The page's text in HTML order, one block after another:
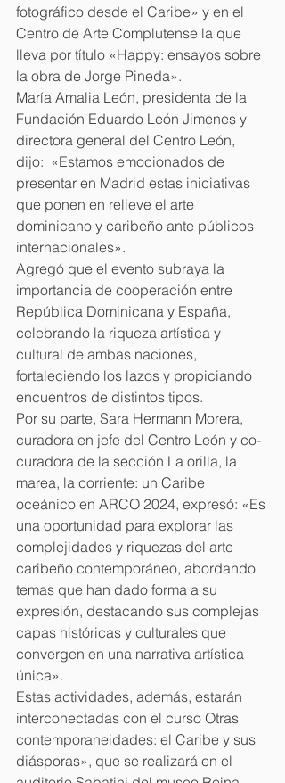
fotográfico desde el Caribe» y en el
Centro de Arte Complutense la que
lleva por título «Happy: ensayos sobre
la obra de Jorge Pineda».
María Amalia León, presidenta de la
Fundación Eduardo León Jimenes y
directora general del Centro León,
dijo:  «Estamos emocionados de
presentar en Madrid estas iniciativas
que ponen en relieve el arte
dominicano y caribeño ante públicos
internacionales».
Agregó que el evento subraya la
importancia de cooperación entre
República Dominicana y España,
celebrando la riqueza artística y
cultural de ambas naciones,
fortaleciendo los lazos y propiciando
encuentros de distintos tipos.
Por su parte, Sara Hermann Morera,
curadora en jefe del Centro León y co-
curadora de la sección La orilla, la
marea, la corriente: un Caribe
oceánico en ARCO 2024, expresó: «Es
una oportunidad para explorar las
complejidades y riquezas del arte
caribeño contemporáneo, abordando
temas que han dado forma a su
expresión, destacando sus complejas
capas históricas y culturales que
convergen en una narrativa artística
única».
Estas actividades, además, estarán
interconectadas con el curso Otras
contemporaneidades: el Caribe y sus
diásporas», que se realizará en el